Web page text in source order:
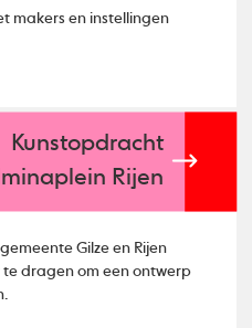
makers en instellingen
Kunstopdracht
Rijen
Gilze en Rijen
dragen om een ontwerp